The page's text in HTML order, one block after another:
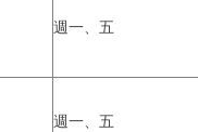
週一、五
週一、五